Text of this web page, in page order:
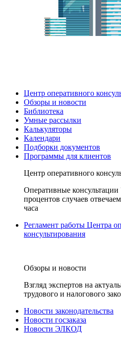
Центр оперативного
Обзоры и новости
Библиотека
Умные рассылки
Калькуляторы
Календари
Подборки документов
Программы для клиентов
Центр оперативного
Оперативные
процентов случаев
часа
Регламент работы Центра
консультирования
Обзоры и новости
Взгляд экспертов на
трудового и налогового
Новости законодательства
Новости госзаказа
Новости ЭЛКОД